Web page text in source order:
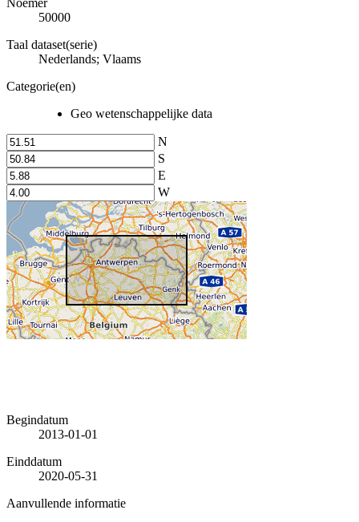
50000
Taal dataset(serie)
Nederlands; Vlaams
Categorie(en)
Geo wetenschappelijke data
N
S
E
W
Begindatum
2013-01-01
Einddatum
2020-05-31
Aanvullende informatie